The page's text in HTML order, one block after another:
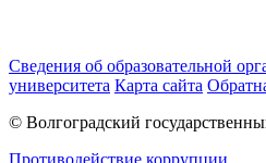
Сведения об образовательной
университета Карта сайта
© Волгоградский
Противодействие коррупции